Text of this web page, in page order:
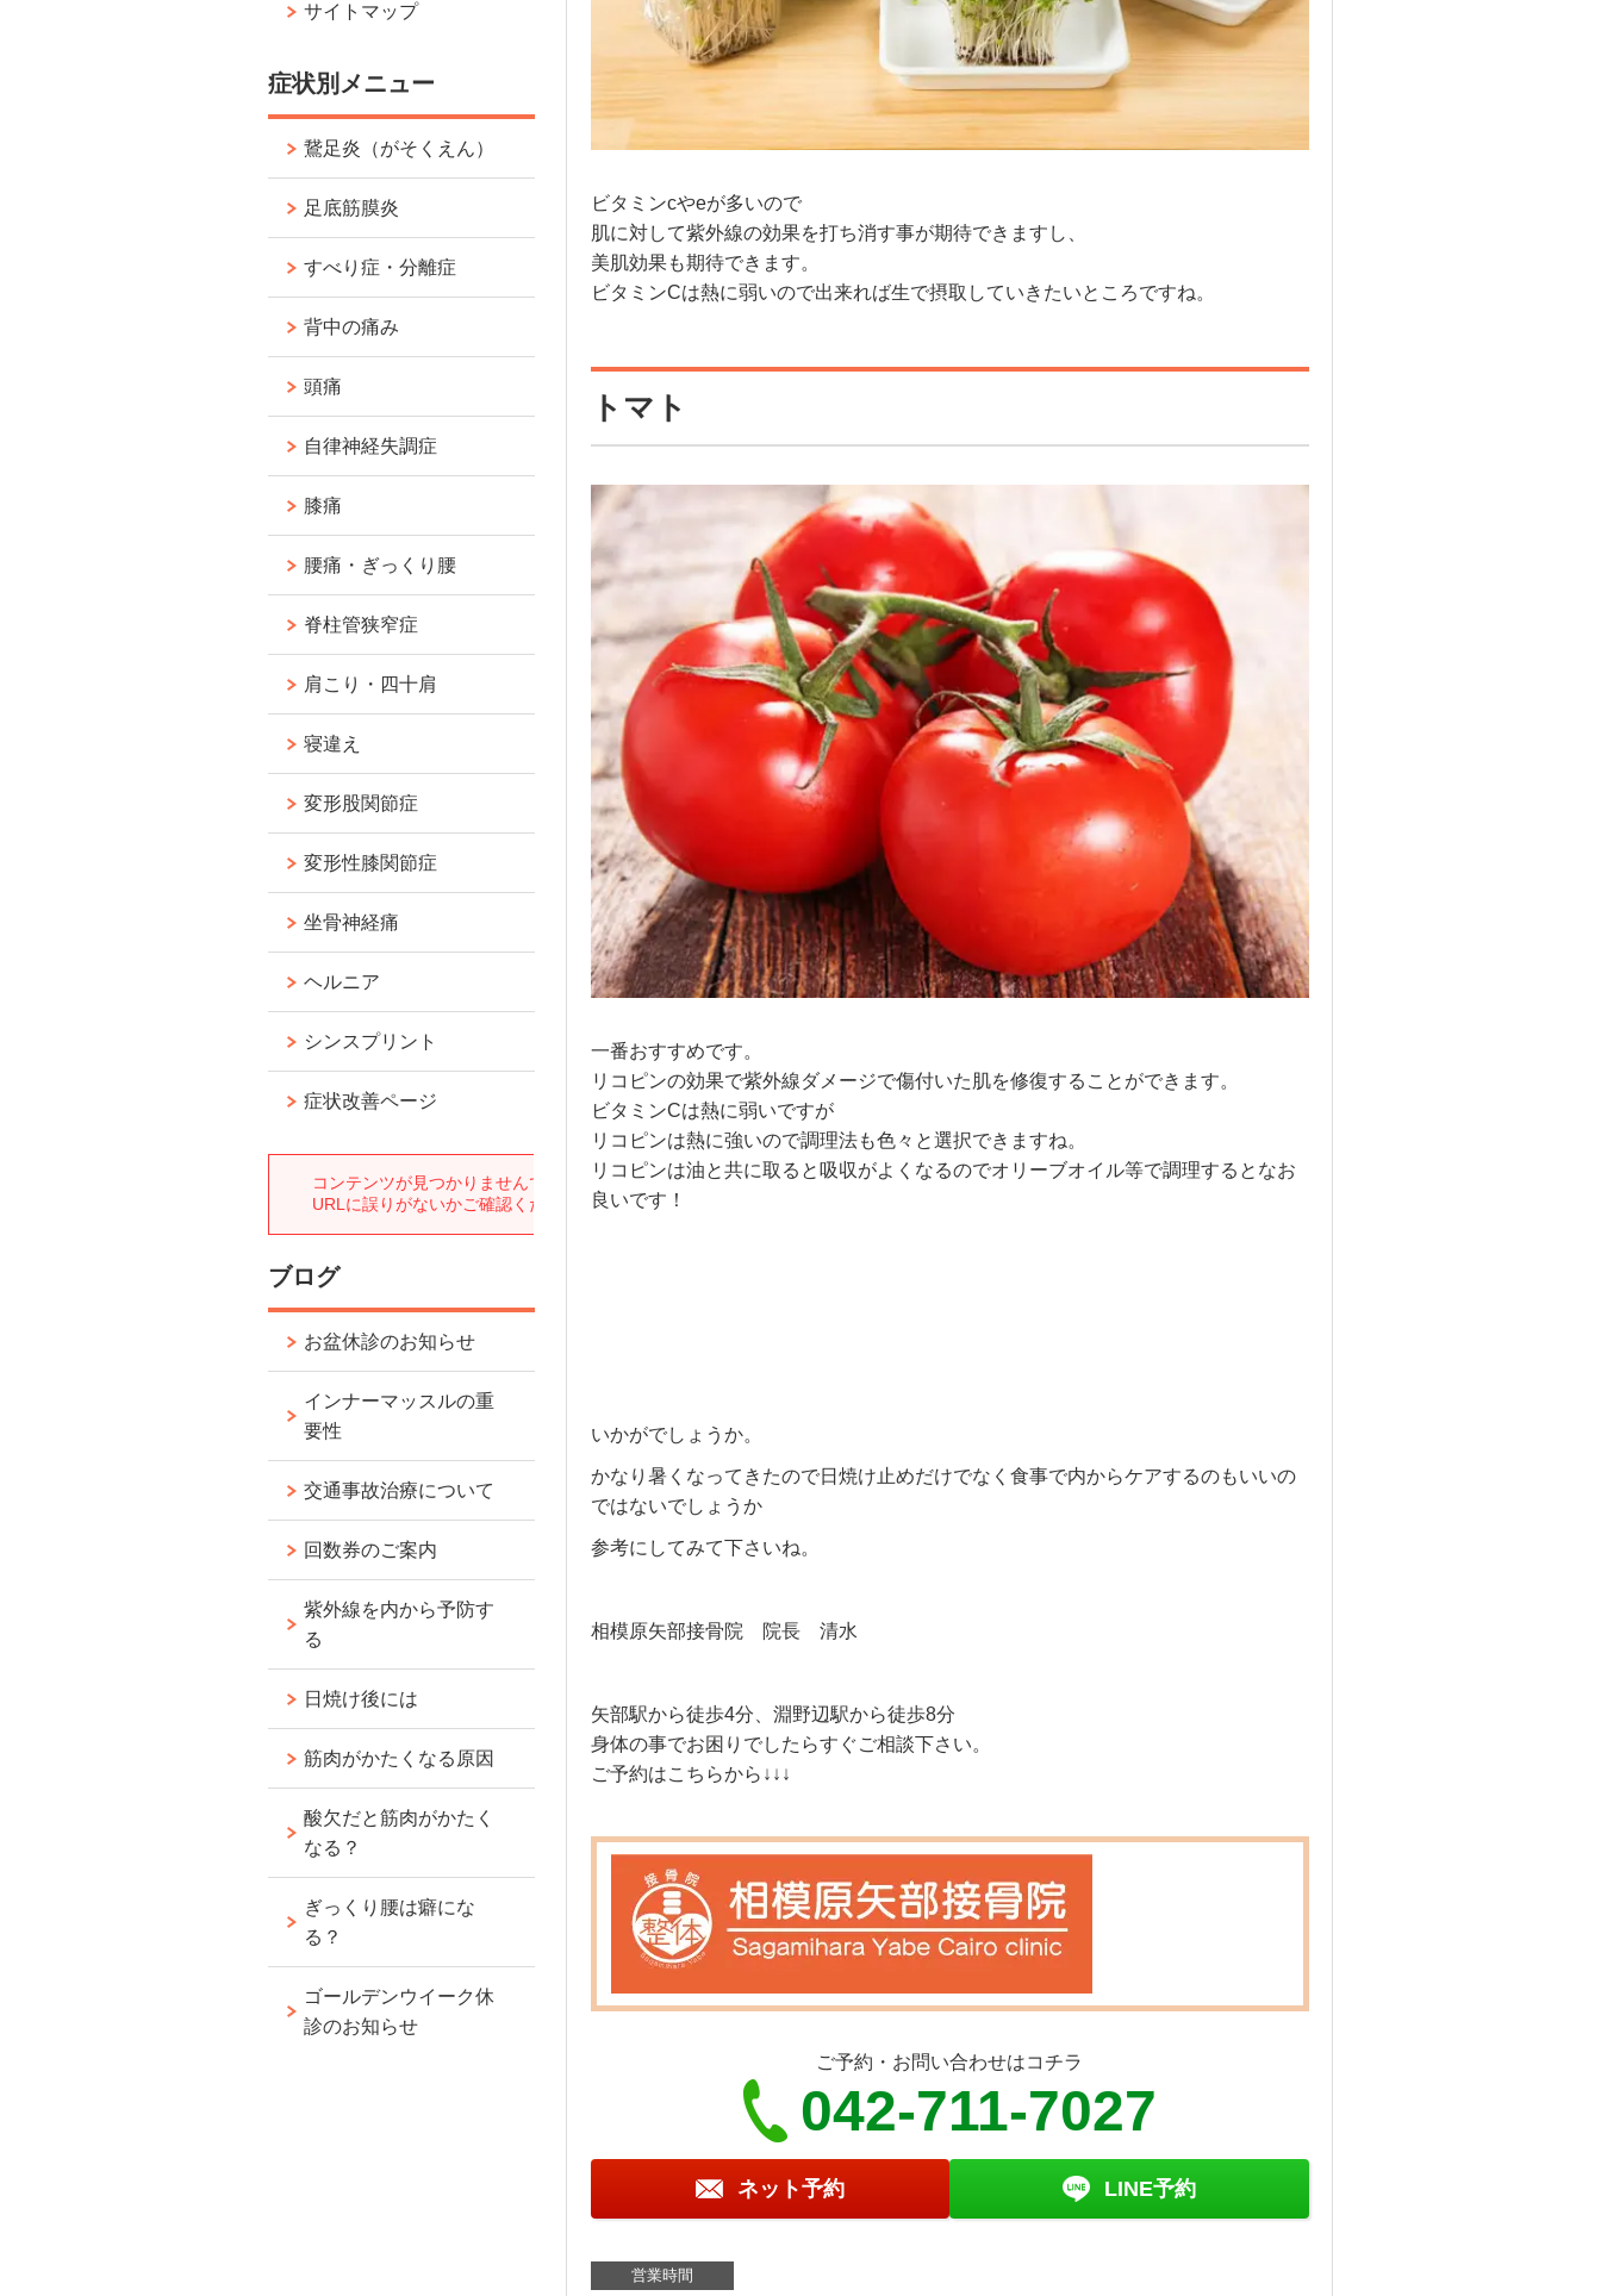
ビタミンcやeが多いので
肌に対して紫外線の効果を打ち消す事が期待できますし、
美肌効果も期待できます。
ビタミンCは熱に弱いので出来れば生で摂取していきたいところですね。
トマト
一番おすすめです。
リコピンの効果で紫外線ダメージで傷付いた肌を修復することができます。
ビタミンCは熱に弱いですが
リコピンは熱に強いので調理法も色々と選択できますね。
リコピンは油と共に取ると吸収がよくなるのでオリーブオイル等で調理するとなお
良いです！
いかがでしょうか。
かなり暑くなってきたので日焼け止めだけでなく食事で内からケアするのもいいの
ではないでしょうか
参考にしてみて下さいね。
相模原矢部接骨院 院長 清水
矢部駅から徒歩4分、淵野辺駅から徒歩8分
身体の事でお困りでしたらすぐご相談下さい。
ご予約はこちらから↓↓↓
ご予約・お問い合わせはコチラ
042-711-7027
ネット予約 LINE予約
営業時間
サイトマップ
症状別メニュー
鵞足炎（がそくえん）
足底筋膜炎
すべり症・分離症
背中の痛み
頭痛
自律神経失調症
膝痛
腰痛・ぎっくり腰
脊柱管狭窄症
肩こり・四十肩
寝違え
変形股関節症
変形性膝関節症
坐骨神経痛
ヘルニア
シンスプリント
症状改善ページ
ブログ
お盆休診のお知らせ
インナーマッスルの重
要性
交通事故治療について
回数券のご案内
紫外線を内から予防す
る
日焼け後には
筋肉がかたくなる原因
酸欠だと筋肉がかたく
なる？
ぎっくり腰は癖にな
る？
ゴールデンウイーク休
診のお知らせ